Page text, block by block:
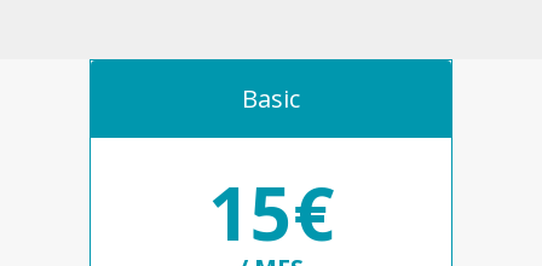
Basic
15€